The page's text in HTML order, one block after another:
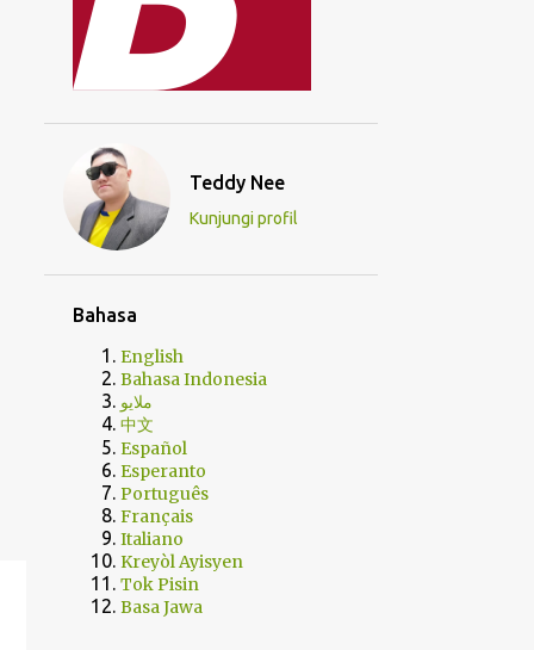
Teddy Nee
Kunjungi profil
Bahasa
English
Bahasa Indonesia
ملايو
中文
Español
Esperanto
Português
Français
Italiano
Kreyòl Ayisyen
Tok Pisin
Basa Jawa